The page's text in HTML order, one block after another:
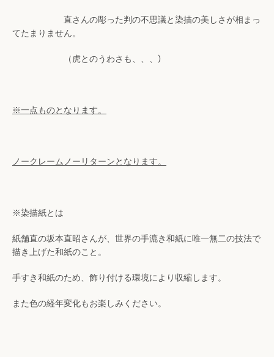
直さんの彫った判の不思議と染描の美しさが相まっ
てたまりません。
（虎とのうわさも、、、)
※一点ものとなります。
ノークレームノーリターンとなります。
※染描紙とは
紙舗直の坂本直昭さんが、世界の手漉き和紙に唯一無二の技法で
描き上げた和紙のこと。
手すき和紙のため、飾り付ける環境により収縮します。
また色の経年変化もお楽しみください。